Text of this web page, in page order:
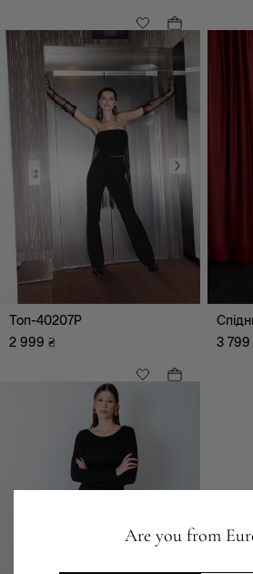
Are you from
XS
M
XXXL
Топ-40207P
2 999 ₴
3 799